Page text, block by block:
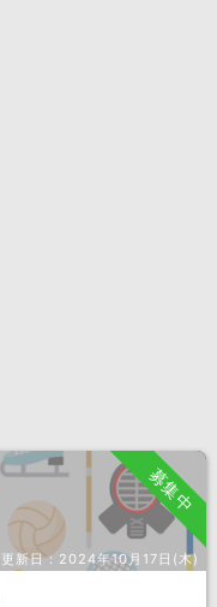
募集中
更新日： 2024年10月17日(木)